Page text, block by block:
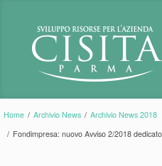
Home / Archivio News / Archivio News 2018
/ Fondimpresa: nuovo Avviso 2/2018